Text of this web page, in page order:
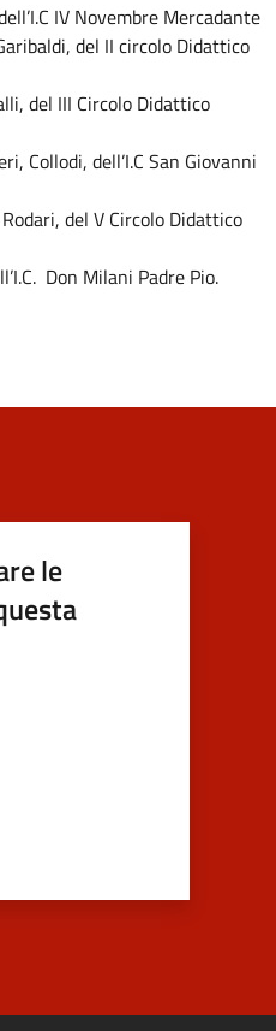
IV Novembre Mercadante
del II circolo Didattico
del III Circolo Didattico
Collodi, dell’I.C San Giovanni
del V Circolo Didattico
Don Milani Padre Pio.
le